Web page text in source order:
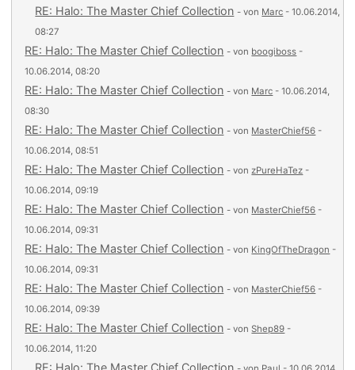
RE: Halo: The Master Chief Collection - von Marc - 10.06.2014,
08:27
RE: Halo: The Master Chief Collection - von boogiboss -
10.06.2014, 08:20
RE: Halo: The Master Chief Collection - von Marc - 10.06.2014,
08:30
RE: Halo: The Master Chief Collection - von MasterChief56 -
10.06.2014, 08:51
RE: Halo: The Master Chief Collection - vonzPureHaTez -
10.06.2014, 09:19
RE: Halo: The Master Chief Collection - von MasterChief56 -
10.06.2014, 09:31
RE: Halo: The Master Chief Collection - von KingOfTheDragon -
10.06.2014, 09:31
RE: Halo: The Master Chief Collection - von MasterChief56 -
10.06.2014, 09:39
RE: Halo: The Master Chief Collection - vonShep89 -
10.06.2014, 11:20